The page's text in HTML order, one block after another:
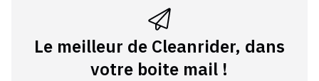
Le meilleur de Cleanrider, dans
votre boite mail !